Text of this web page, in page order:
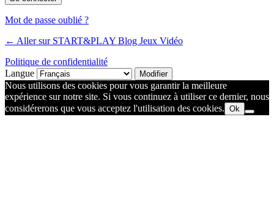
Mot de passe oublié ?
← Aller sur START&PLAY Blog Jeux Vidéo
Politique de confidentialité
Langue
Nous utilisons des cookies pour vous garantir la meilleure
expérience sur notre site. Si vous continuez à utiliser ce dernier, nous
considérerons que vous acceptez l'utilisation des cookies. Ok